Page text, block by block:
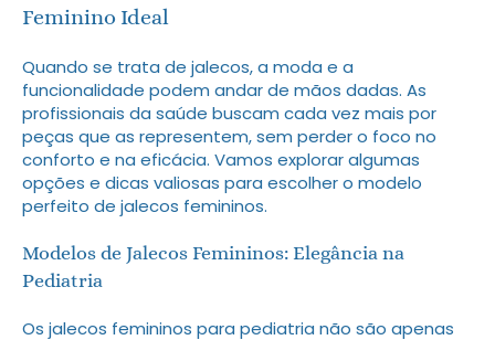
Feminino Ideal
Quando se trata de jalecos, a moda e a
funcionalidade podem andar de mãos dadas. As
profissionais da saúde buscam cada vez mais por
peças que as representem, sem perder o foco no
conforto e na eficácia. Vamos explorar algumas
opções e dicas valiosas para escolher o modelo
perfeito de jalecos femininos.
Modelos de Jalecos Femininos: Elegância na
Pediatria
Os jalecos femininos para pediatria não são apenas